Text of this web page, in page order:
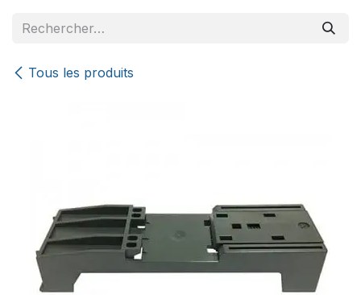
Tous les produits